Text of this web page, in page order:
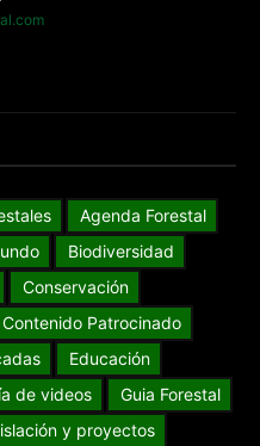
Agenda Forestal
Biodiversidad
Conservación
Contenido Patrocinado
Educación
de videos
Guia Forestal
y proyectos